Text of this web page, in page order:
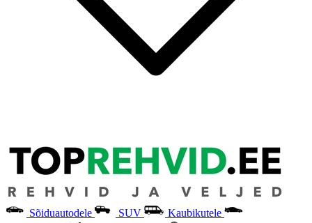
Sõiduautodele SUV
Kaubikutele